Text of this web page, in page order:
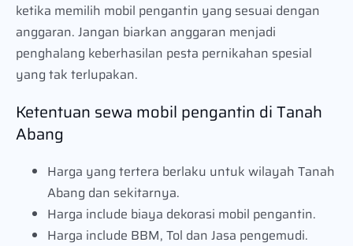
ketika memilih mobil pengantin yang sesuai dengan
anggaran. Jangan biarkan anggaran menjadi
penghalang keberhasilan pesta pernikahan spesial
yang tak terlupakan.
Ketentuan sewa mobil pengantin di Tanah
Abang
Harga yang tertera berlaku untuk wilayah Tanah
Abang dan sekitarnya.
Harga include biaya dekorasi mobil pengantin.
Harga include BBM, Tol dan Jasa pengemudi.